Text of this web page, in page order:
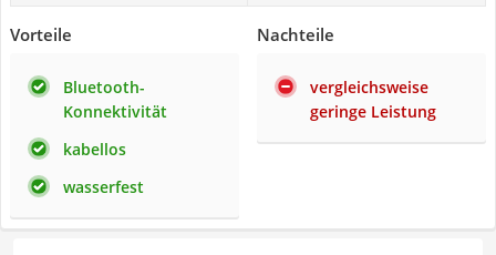
Vorteile
Bluetooth-
Konnektivität
kabellos
wasserfest
Nachteile
vergleichsweise
geringe Leistung